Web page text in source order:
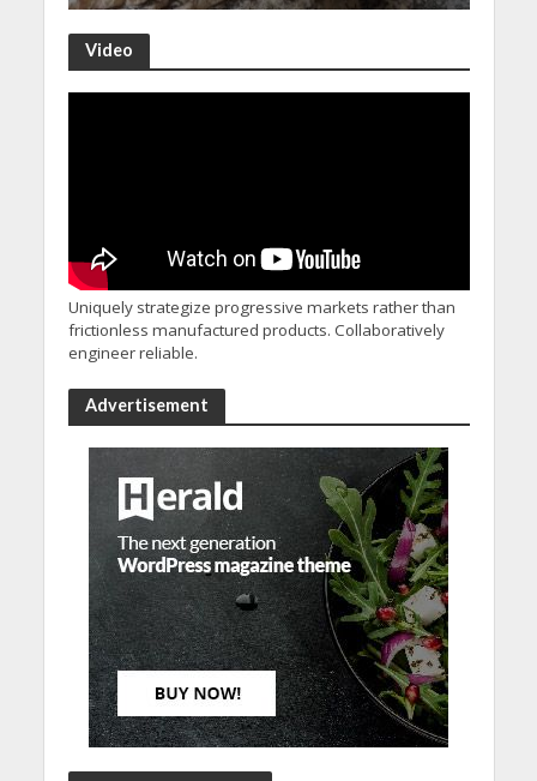
Video
Uniquely strategize progressive markets rather than
frictionless manufactured products. Collaboratively
engineer reliable.
Advertisement